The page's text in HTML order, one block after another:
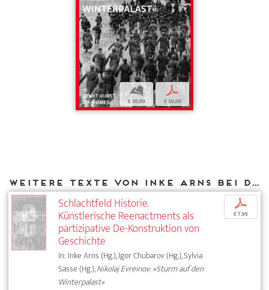
b
€ 30,00
p
€ 30,00
Weitere Texte von Inke Arns bei DIAPHANES
Schlachtfeld Historie.
Künstlerische Reenactments als
partizipative De-Konstruktion von
Geschichte
In: Inke Arns (Hg.), Igor Chubarov (Hg.), Sylvia
Sasse (Hg.),Nikolaj Evreinov: »Sturm auf den
Winterpalast«
p
€ 7,95